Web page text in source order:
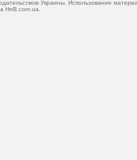
Украины. Использование
HnB.com.ua.